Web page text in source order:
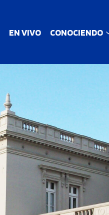
EN VIVO CONOCIENDO